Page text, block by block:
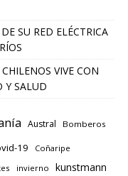
SU RED ELÉCTRICA
VIVE CON
Y SALUD
Austral Bomberos
19 Coñaripe
invierno kunstmann